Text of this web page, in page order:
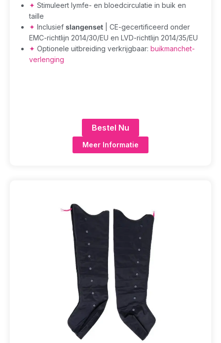
✦ Stimuleert lymfe- en bloedcirculatie in buik en
taille
✦ Inclusief slangenset | CE-gecertificeerd onder
EMC-richtlijn 2014/30/EU en LVD-richtlijn 2014/35/EU
✦ Optionele uitbreiding verkrijgbaar: buikmanchet-
verlenging
Bestel Nu
Meer Informatie